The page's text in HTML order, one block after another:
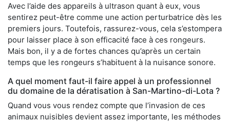
Avec l’aide des appareils à ultrason quant à eux, vous
sentirez peut-être comme une action perturbatrice dès les
premiers jours. Toutefois, rassurez-vous, cela s’estompera
pour laisser place à son efficacité face à ces rongeurs.
Mais bon, il y a de fortes chances qu’après un certain
temps que les rongeurs s’habituent à la nuisance sonore.
A quel moment faut-il faire appel à un professionnel
du domaine de la dératisation à San-Martino-di-Lota ?
Quand vous vous rendez compte que l’invasion de ces
animaux nuisibles devient assez importante, les méthodes